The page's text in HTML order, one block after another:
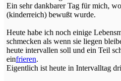
Ein sehr dankbarer Tag für mich,
(kinderreich) bewußt wurde.
Heute habe ich noch einige
schmecken als wenn sie liegen
heute intervallen soll und ein Teil
einfrieren.
Eigentlich ist heute in Intervalltag